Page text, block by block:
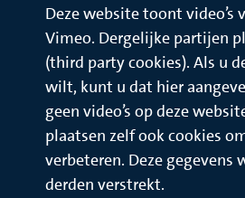
Deze website toont video’s
Vimeo. Dergelijke partijen
(third party cookies). Als u
wilt, kunt u dat hier
geen video’s op deze
plaatsen zelf ook cookies
verbeteren. Deze gegevens
derden verstrekt.